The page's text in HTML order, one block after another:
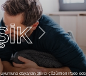
dayanan akılcı çözümleri ifade
İK